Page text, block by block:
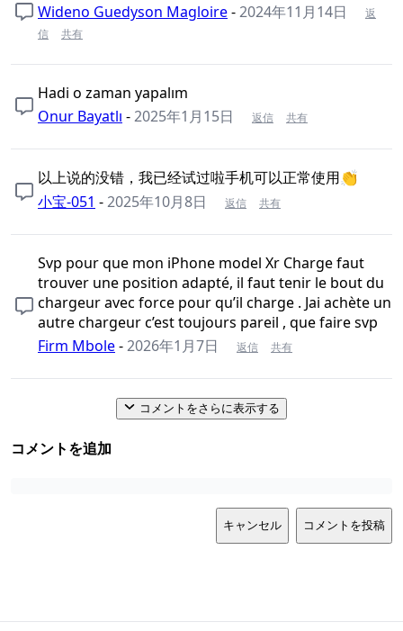
Wideno Guedyson Magloire-2024年11月14日
返
信
共有
Hadi o zaman yapalım
Onur Bayatlı -2025年1月15日 返信 共有
以上说的没错，我已经试过啦手机可以正常使用👏
小宝-051 -2025年10月8日 返信 共有
Svp pour que mon iPhone model Xr Charge faut
trouver une position adapté, il faut tenir le bout du
chargeur avec force pour qu’il charge . Jai achète un
autre chargeur c’est toujours pareil , que faire svp
Firm Mbole-2026年1月7日 返信 共有
コメントをさらに表示する
コメントを追加
キャンセル コメントを投稿